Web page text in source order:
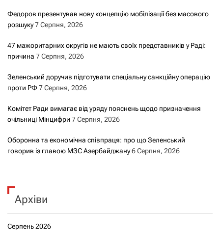
Федоров презентував нову концепцію мобілізації без масового
розшуку7 Серпня, 2026
47 мажоритарних округів не мають своїх представників у Раді:
причина 7 Серпня, 2026
Зеленський доручив підготувати спеціальну санкційну операцію
проти РФ7 Серпня, 2026
Комітет Ради вимагає від уряду пояснень щодо призначення
очільниці Мінцифри 7 Серпня, 2026
Оборонна та економічна співпраця: про що Зеленський
говорив із главою МЗС Азербайджану6 Серпня, 2026
Архіви
Серпень 2026